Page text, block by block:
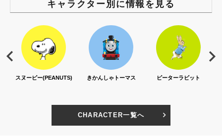
キャラクター別に情報を見る
スヌーピー(PEANUTS) きかんしゃトーマス ピーターラビット
CHARACTER一覧へ